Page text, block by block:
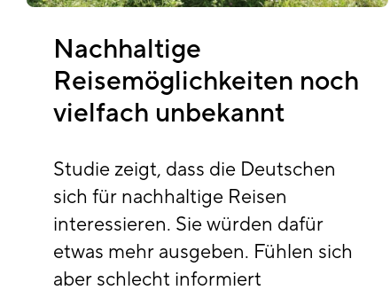
Nachhaltige
Reisemöglichkeiten noch
vielfach unbekannt
Studie zeigt, dass die Deutschen
sich für nachhaltige Reisen
interessieren. Sie würden dafür
etwas mehr ausgeben. Fühlen sich
aber schlecht informiert